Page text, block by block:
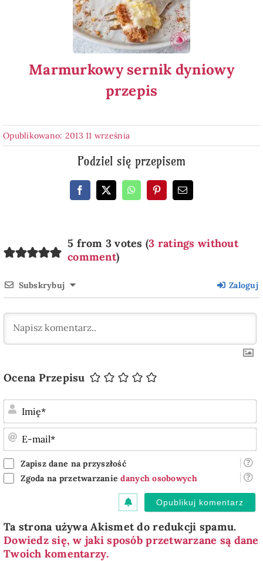
Marmurkowy sernik dyniowy
przepis
Opublikowano: 2013 11 września
Podziel się przepisem
5 from 3 votes (3 ratings without
comment)
Subskrybuj Zaloguj
Ocena Przepisu
Zapisz dane na przyszłość
Zgoda na przetwarzaniedanych osobowych
Ta strona używa Akismet do redukcji spamu.
Dowiedz się, w jaki sposób przetwarzane są dane
Twoich komentarzy.